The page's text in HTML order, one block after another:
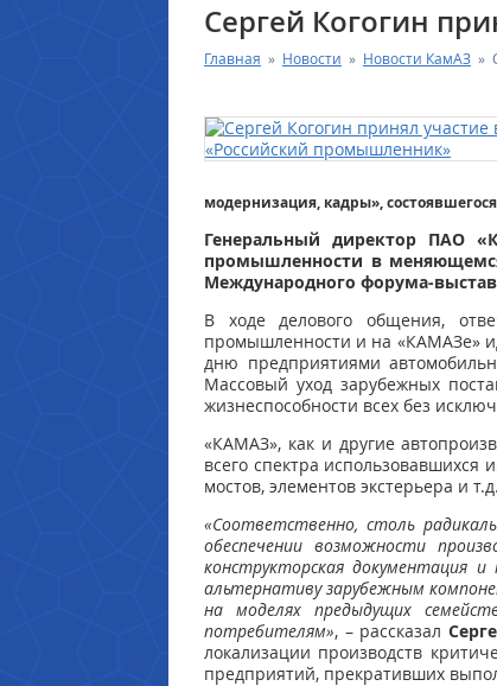
Сергей Когогин
Главная » Новости » Новости КамАЗ »
модернизация, кадры»,
Генеральный директор ПАО
промышленности в
Международного форума-
В ходе делового общения,
промышленности и на «КАМАЗе»
дню предприятиями
Массовый уход зарубежных
жизнеспособности всех без
«КАМАЗ», как и другие
всего спектра
мостов, элементов экстерьера и т.д.
«Соответственно, столь
обеспечении возможности
конструкторская документация
альтернативу зарубежным
на моделях предыдущих
потребителям», – рассказал
локализации производств
предприятий, прекративших